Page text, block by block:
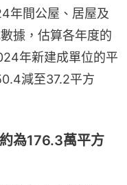
年間公屋、居屋及
據，估算各年度的
年新建成單位的平
減至37.2平方
為176.3萬平方